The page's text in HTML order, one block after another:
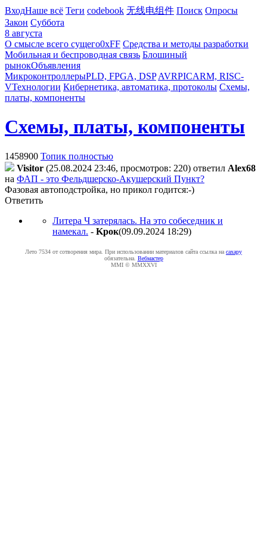
ВходНаше всё Теги codebook 无线电组件 Поиск Опросы
Закон Суббота
8 августа
О смысле всего сущего0xFF Средства и методы разработки
Мобильная и беспроводная связь Блошиный
рынокОбъявления
МикроконтроллерыPLD, FPGA, DSP AVRPICARM, RISC-
VТехнологии Кибернетика, автоматика, протоколы Схемы,
платы, компоненты
Схемы, платы, компоненты
1458900 Топик полностью
Visitor (25.08.2024 23:46, просмотров: 220) ответил Alex68
на ФАП - это Фельдшерско-Акушерский Пункт?
Фазовая автоподстройка, но прикол годится:-)
Ответить
Литера Ч затерялась. На это собеседник и
намекал. - Kpoк(09.09.2024 18:29)
Лето 7534 от сотворения мира. При использовании материалов сайта ссылка на caxapу
обязательна. Вебмастер
MMI © MMXXVI